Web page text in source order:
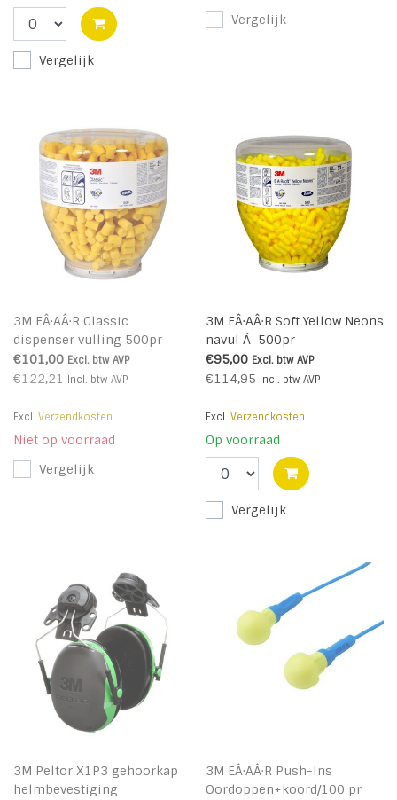
Vergelijk
Vergelijk
3M EÂ·AÂ·R Classic
dispenser vulling 500pr
€101,00 Excl. btw AVP
€122,21 Incl. btw AVP
Excl. Verzendkosten
Niet op voorraad
Vergelijk
3M EÂ·AÂ·R Soft Yellow Neons
navul Ã 500pr
€95,00 Excl. btw AVP
€114,95 Incl. btw AVP
Excl. Verzendkosten
Op voorraad
Vergelijk
3M Peltor X1P3 gehoorkap
helmbevestiging
3M EÂ·AÂ·R Push-Ins
Oordoppen+koord/100 pr